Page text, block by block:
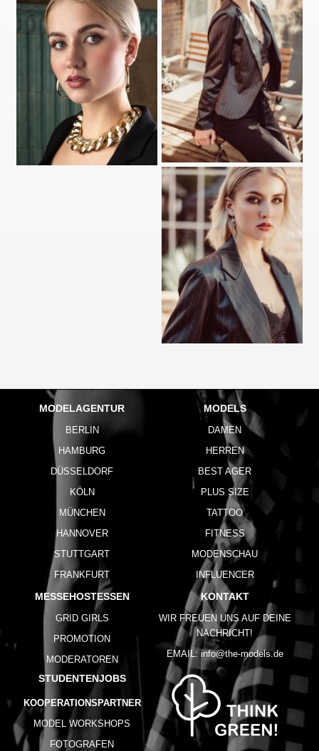
MODELAGENTUR
BERLIN
HAMBURG
DÜSSELDORF
KÖLN
MÜNCHEN
HANNOVER
STUTTGART
FRANKFURT
MODELS
DAMEN
HERREN
BEST AGER
PLUS SIZE
TATTOO
FITNESS
MODENSCHAU
INFLUENCER
MESSEHOSTESSEN
GRID GIRLS
PROMOTION
MODERATOREN
STUDENTENJOBS
KOOPERATIONSPARTNER
MODEL WORKSHOPS
FOTOGRAFEN
KONTAKT
WIR FREUEN UNS AUF DEINE
NACHRICHT!
EMAIL: info@the-models.de